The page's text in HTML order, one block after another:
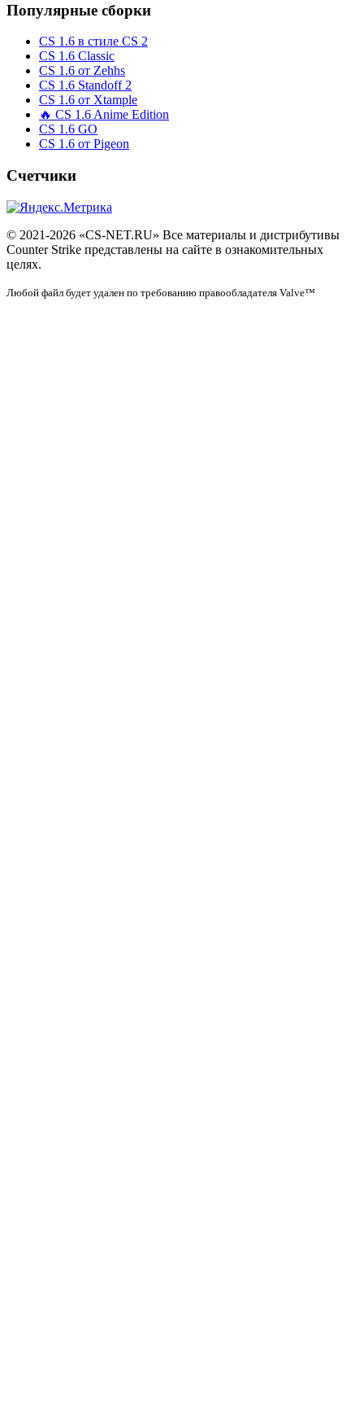
Популярные сборки
CS 1.6 в стиле CS 2
CS 1.6 Classic
CS 1.6 от Zehhs
CS 1.6 Standoff 2
CS 1.6 от Xtample
🔥 CS 1.6 Anime Edition
CS 1.6 GO
CS 1.6 от Pigeon
Счетчики
© 2021-2026 «CS-NET.RU» Все материалы и дистрибутивы
Counter Strike представлены на сайте в ознакомительных
целях.
Любой файл будет удален по требованию правообладателя Valve™